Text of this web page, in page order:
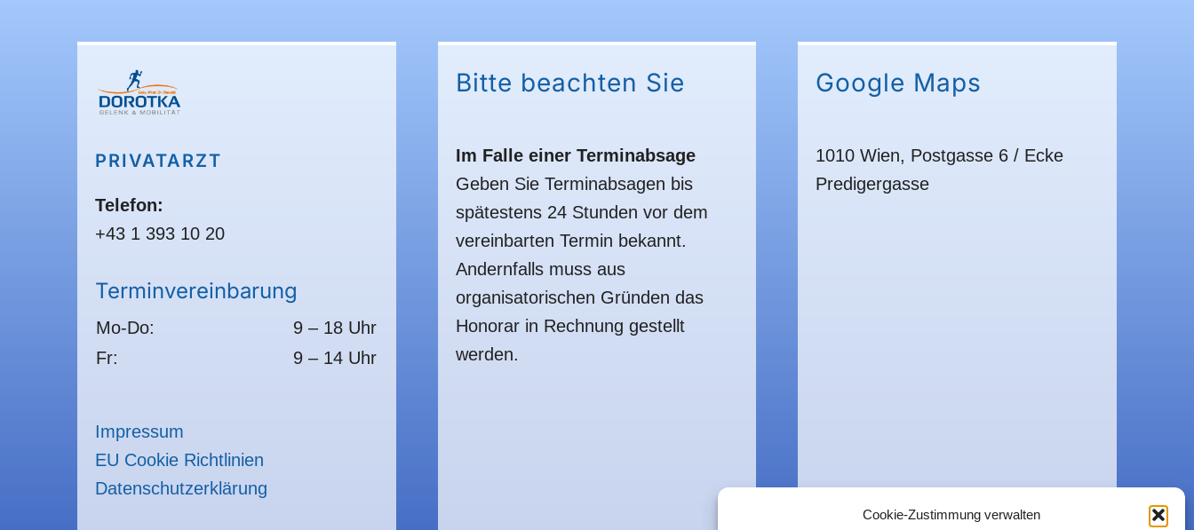
Cookie-Zustimmung verwalten
PRIVATARZT
Telefon:
+43 1 393 10 20
Terminvereinbarung
Mo-Do:
9 – 18 Uhr
Fr:
9 – 14 Uhr
Impressum
EU Cookie Richtlinien
Datenschutzerklärung
Bitte beachten Sie
Im Falle einer Terminabsage
Geben Sie Terminabsagen bis
spätestens 24 Stunden vor dem
vereinbarten Termin bekannt.
Andernfalls muss aus
organisatorischen Gründen das
Honorar in Rechnung gestellt
werden.
Google Maps
1010 Wien, Postgasse 6 / Ecke
Predigergasse